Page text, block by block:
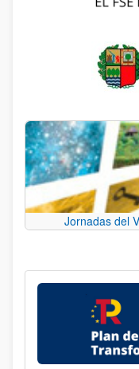
Jornadas del